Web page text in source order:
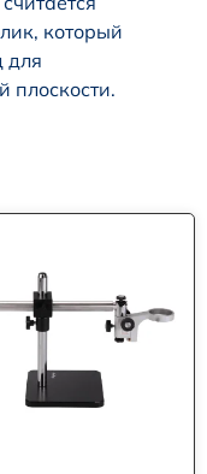
который
для
плоскости.